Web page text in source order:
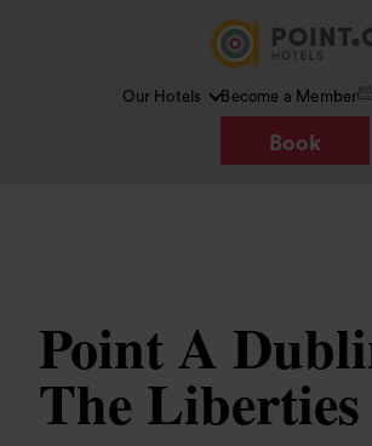
Our Hotels Become a Member
Book
Point A
The Liberties